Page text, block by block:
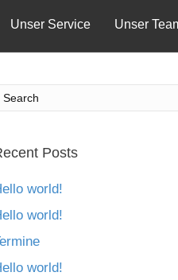
Unser Service Unser
Posts
world!
world!
world!